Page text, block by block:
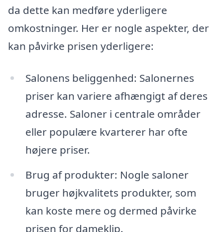
da dette kan medføre yderligere
omkostninger. Her er nogle aspekter, der
kan påvirke prisen yderligere:
Salonens beliggenhed: Salonernes
priser kan variere afhængigt af deres
adresse. Saloner i centrale områder
eller populære kvarterer har ofte
højere priser.
Brug af produkter: Nogle saloner
bruger højkvalitets produkter, som
kan koste mere og dermed påvirke
prisen for dameklip.